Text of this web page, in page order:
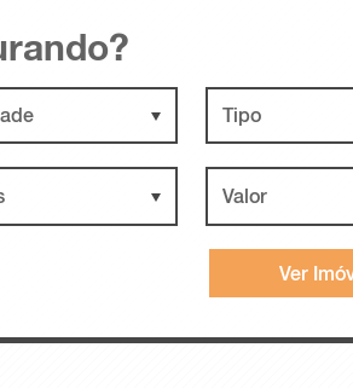
Valor